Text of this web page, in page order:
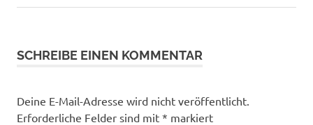
Beitrag:
SCHREIBE EINEN KOMMENTAR
Deine E-Mail-Adresse wird nicht veröffentlicht.
Erforderliche Felder sind mit * markiert